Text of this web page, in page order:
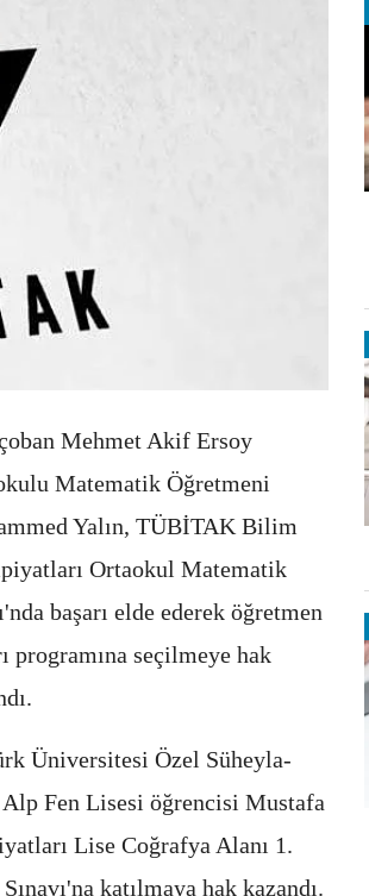
Mehmet Akif Ersoy
Matematik Öğretmeni
Yalın, TÜBİTAK Bilim
Ortaokul Matematik
başarı elde ederek öğretmen
programına seçilmeye hak
Üniversitesi Özel Süheyla-
Alp Fen Lisesi öğrencisi Mustafa
Lise Coğrafya Alanı 1.
katılmaya hak kazandı.